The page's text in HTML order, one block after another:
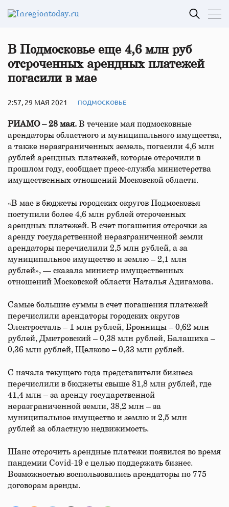
В Подмосковье еще 4,6 млн руб
отсроченных арендных платежей
погасили в мае
2:57, 29 МАЯ 2021 ПОДМОСКОВЬЕ
РИАМО – 28 мая. В течение мая подмосковные
арендаторы областного и муниципального имущества,
а также неразграниченных земель, погасили 4,6 млн
рублей арендных платежей, которые отсрочили в
прошлом году, сообщает пресс-служба министерства
имущественных отношений Московской области.
«В мае в бюджеты городских округов Подмосковья
поступили более 4,6 млн рублей отсроченных
арендных платежей. В счет погашения отсрочки за
аренду государственной неразграниченной земли
арендаторы перечислили 2,5 млн рублей, а за
муниципальное имущество и землю – 2,1 млн
рублей», — сказала министр имущественных
отношений Московской области Наталья Адигамова.
Самые большие суммы в счет погашения платежей
перечислили арендаторы городских округов
Электросталь – 1 млн рублей, Бронницы – 0,62 млн
рублей, Дмитровский – 0,38 млн рублей, Балашиха –
0,36 млн рублей, Щелково – 0,33 млн рублей.
С начала текущего года представители бизнеса
перечислили в бюджеты свыше 81,8 млн рублей, где
41,4 млн – за аренду государственной
неразграниченной земли, 38,2 млн – за
муниципальное имущество и землю и 2,5 млн
рублей за областную недвижимость.
Шанс отсрочить арендные платежи появился во время
пандемии Covid-19 с целью поддержать бизнес.
Возможностью воспользовались арендаторы по 775
договорам аренды.